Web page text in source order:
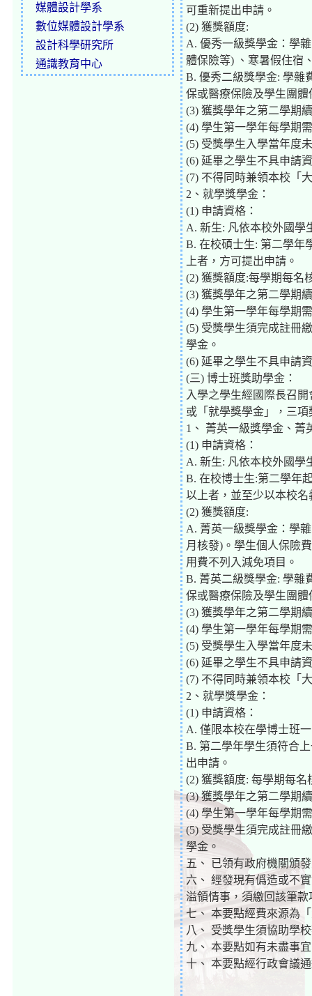
媒體設計學系
數位媒體設計學系
設計科學研究所
通識教育中心
可重新提出申請。
(2) 獲獎額度:
A. 優秀一級獎學金：學
體保險等) 、寒暑假住宿
B. 優秀二級獎學金: 學雜
保或醫療保險及學生團
(3) 獲獎學年之第二學期
(4) 學生第一學年每學期
(5) 受獎學生入學當年度
(6) 延畢之學生不具申請
(7) 不得同時兼領本校「
2、就學獎學金：
(1) 申請資格：
A. 新生: 凡依本校外國學
B. 在校碩士生: 第二學年
上者，方可提出申請。
(2) 獲獎額度:每學期每名
(3) 獲獎學年之第二學期
(4) 學生第一學年每學期
(5) 受獎學生須完成註冊
學金。
(6) 延畢之學生不具申請
(三) 博士班獎助學金：
入學之學生經國際長召
或「就學獎學金」，三
1、 菁英一級獎學金、菁
(1) 申請資格：
A. 新生: 凡依本校外國學
B. 在校博士生:第二學年
以上者，並至少以本校
(2) 獲獎額度:
A. 菁英一級獎學金：學
月核發)。學生個人保險
用費不列入減免項目。
B. 菁英二級獎學金: 學雜
保或醫療保險及學生團
(3) 獲獎學年之第二學期
(4) 學生第一學年每學期
(5) 受獎學生入學當年度
(6) 延畢之學生不具申請
(7) 不得同時兼領本校「
2、就學獎學金：
(1) 申請資格：
A. 僅限本校在學博士班
B. 第二學年學生須符合
出申請。
(2) 獲獎額度: 每學期每
(3) 獲獎學年之第二學期
(4) 學生第一學年每學期
(5) 受獎學生須完成註冊
學金。
五、 已領有政府機關頒
六、 經發現有僞造或不
溢領情事，須繳回該筆款
七、 本要點經費來源為
八、 受獎學生須協助學
九、 本要點如有未盡事
十、 本要點經行政會議